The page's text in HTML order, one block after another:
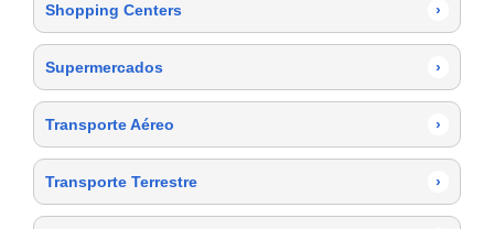
Shopping Centers ›
Supermercados ›
Transporte Aéreo ›
Transporte Terrestre ›